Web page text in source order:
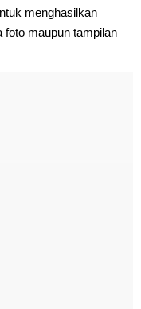
menghasilkan
foto maupun tampilan